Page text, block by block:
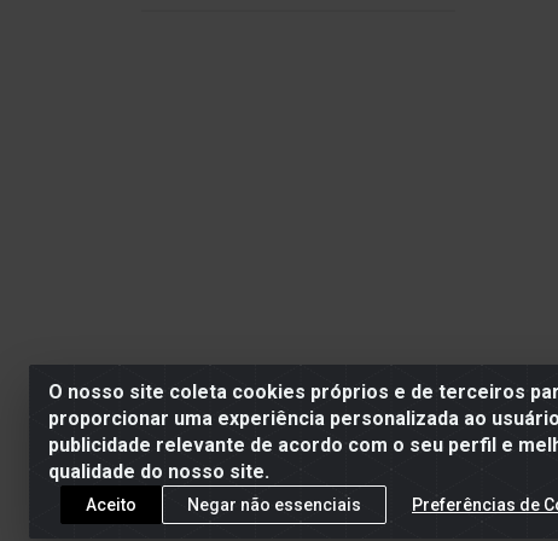
O nosso site coleta cookies próprios e de terceiros
proporcionar uma experiência personalizada ao
publicidade relevante de acordo com o seu perfil e
qualidade do nosso site.
Aceito Negar não essenciais Preferências de